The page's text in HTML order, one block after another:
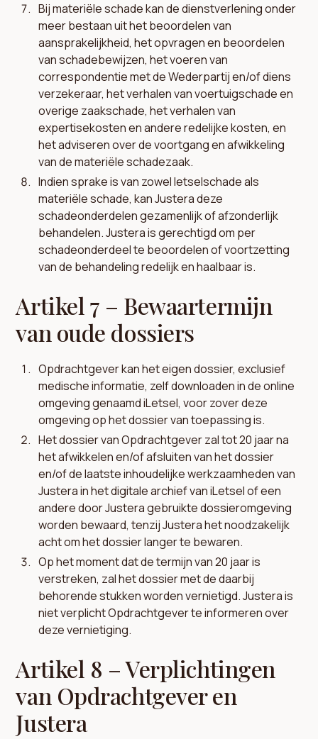
Bij materiële schade kan de dienstverlening onder
meer bestaan uit het beoordelen van
aansprakelijkheid, het opvragen en beoordelen
van schadebewijzen, het voeren van
correspondentie met de Wederpartij en/of diens
verzekeraar, het verhalen van voertuigschade en
overige zaakschade, het verhalen van
expertisekosten en andere redelijke kosten, en
het adviseren over de voortgang en afwikkeling
van de materiële schadezaak.
Indien sprake is van zowel letselschade als
materiële schade, kan Justera deze
schadeonderdelen gezamenlijk of afzonderlijk
behandelen. Justera is gerechtigd om per
schadeonderdeel te beoordelen of voortzetting
van de behandeling redelijk en haalbaar is.
Artikel 7 – Bewaartermijn
van oude dossiers
Opdrachtgever kan het eigen dossier, exclusief
medische informatie, zelf downloaden in de online
omgeving genaamd iLetsel, voor zover deze
omgeving op het dossier van toepassing is.
Het dossier van Opdrachtgever zal tot 20 jaar na
het afwikkelen en/of afsluiten van het dossier
en/of de laatste inhoudelijke werkzaamheden van
Justera in het digitale archief van iLetsel of een
andere door Justera gebruikte dossieromgeving
worden bewaard, tenzij Justera het noodzakelijk
acht om het dossier langer te bewaren.
Op het moment dat de termijn van 20 jaar is
verstreken, zal het dossier met de daarbij
behorende stukken worden vernietigd. Justera is
niet verplicht Opdrachtgever te informeren over
deze vernietiging.
Artikel 8 – Verplichtingen
van Opdrachtgever en
Justera